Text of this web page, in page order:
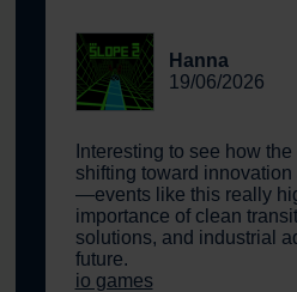
Hanna
19/06/2026
Interesting to see how
shifting toward
—events like this really
importance of clean
solutions, and industrial
future.
io games